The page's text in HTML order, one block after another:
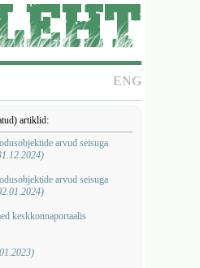
ENG
artiklid:
arvud seisuga
arvud seisuga
keskkonnaportaalis